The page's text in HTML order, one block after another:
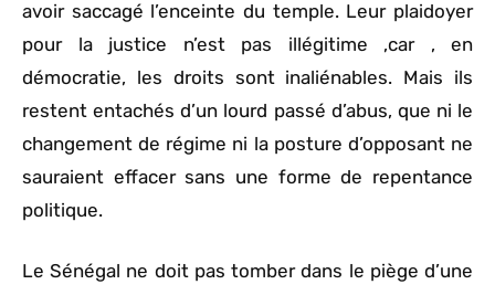
avoir saccagé l’enceinte du temple. Leur plaidoyer
pour la justice n’est pas illégitime ,car , en
démocratie, les droits sont inaliénables. Mais ils
restent entachés d’un lourd passé d’abus, que ni le
changement de régime ni la posture d’opposant ne
sauraient effacer sans une forme de repentance
politique.
Le Sénégal ne doit pas tomber dans le piège d’une